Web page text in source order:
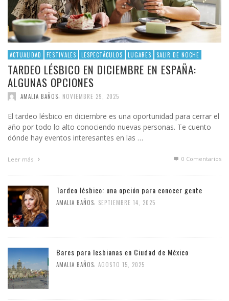
ACTUALIDAD FESTIVALES LESPECTÁCULOS LUGARES SALIR DE NOCHE
TARDEO LÉSBICO EN DICIEMBRE EN ESPAÑA:
ALGUNAS OPCIONES
AMALIA BAÑOS NOVIEMBRE 29, 2025
El tardeo lésbico en diciembre es una oportunidad para cerrar el
año por todo lo alto conociendo nuevas personas. Te cuento
dónde hay eventos interesantes en las …
Leer más 0 Comentarios
Tardeo lésbico: una opción para conocer gente
AMALIA BAÑOS SEPTIEMBRE 14, 2025
Bares para lesbianas en Ciudad de México
AMALIA BAÑOS AGOSTO 15, 2025